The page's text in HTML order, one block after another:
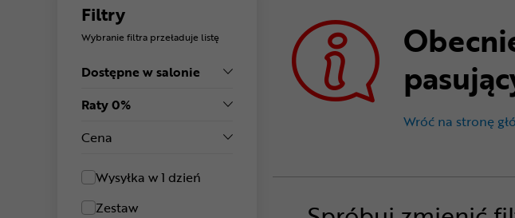
Filtry
Wybranie filtra przeładuje listę
Dostępne w salonie
Raty 0%
Cena
Wysyłka w 1 dzień
Zestaw
Wróć na stronę